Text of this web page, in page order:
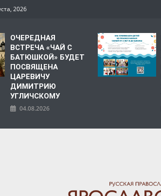
2026
ОЧЕРЕДНАЯ
ВСТРЕЧА «ЧАЙ С
БАТЮШКОЙ» БУДЕТ
ПОСВЯЩЕНА
ЦАРЕВИЧУ
ДИМИТРИЮ
УГЛИЧСКОМУ
04.08.2026